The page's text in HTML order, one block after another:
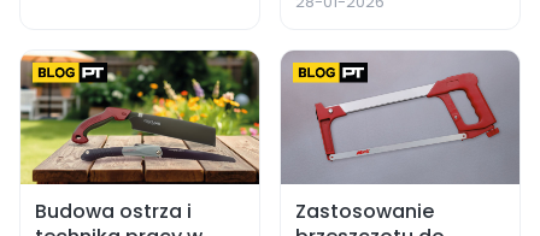
Budowa ostrza i
Zastosowanie